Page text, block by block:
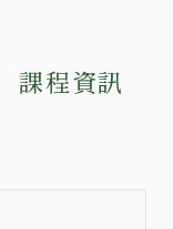
課程資訊